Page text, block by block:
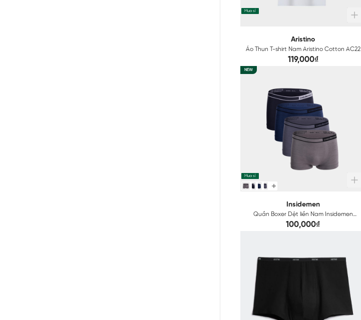
Mua sỉ
Aristino
Áo Thun T-shirt Nam Aristino Cotton AC22
119,000₫
NEW
Mua sỉ
Insidemen
Quần Boxer Dệt liền Nam Insidemen
Seamless Technical IBX148
100,000₫